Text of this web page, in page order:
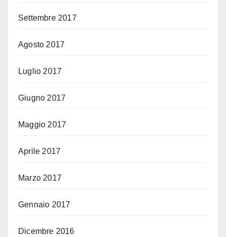
Settembre 2017
Agosto 2017
Luglio 2017
Giugno 2017
Maggio 2017
Aprile 2017
Marzo 2017
Gennaio 2017
Dicembre 2016